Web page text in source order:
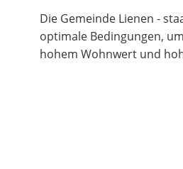
Die Gemeinde Lienen -
optimale Bedingungen,
hohem Wohnwert und